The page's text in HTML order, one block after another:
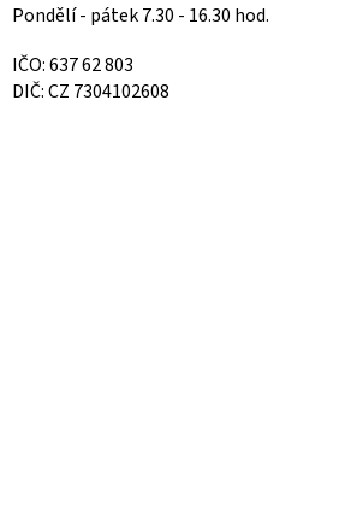
Pondělí - pátek 7.30 - 16.30 hod.
IČO: 637 62 803
DIČ: CZ 7304102608